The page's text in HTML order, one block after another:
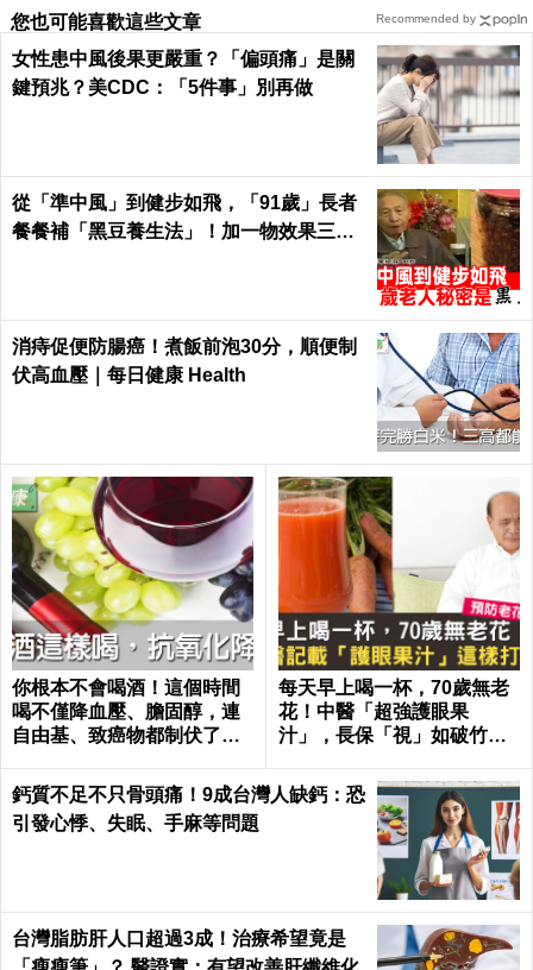
您也可能喜歡這些文章
女性患中風後果更嚴重？「偏頭痛」是關
鍵預兆？美CDC：「5件事」別再做
從「準中風」到健步如飛，「91歲」長者
餐餐補「黑豆養生法」！加一物效果三級
消痔促便防腸癌！煮飯前泡30分，順便制
伏高血壓｜每日健康 Health
你根本不會喝酒！這個時間
喝不僅降血壓、膽固醇，連
自由基、致癌物都制伏了｜
每天早上喝一杯，70歲無老
花！中醫「超強護眼果
汁」，長保「視」如破竹好
鈣質不足不只骨頭痛！9成台灣人缺鈣：恐
引發心悸、失眠、手麻等問題
台灣脂肪肝人口超過3成！治療希望竟是
Recommended by